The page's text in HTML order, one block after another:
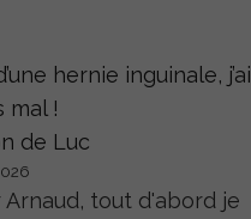
hernie inguinale, j’ai
mal !
de Luc
Arnaud, tout d'abord je